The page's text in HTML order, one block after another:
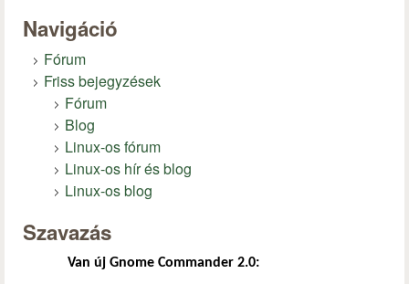
Navigáció
Fórum
Friss bejegyzések
Fórum
Blog
Linux-os fórum
Linux-os hír és blog
Linux-os blog
Szavazás
Van új Gnome Commander 2.0: